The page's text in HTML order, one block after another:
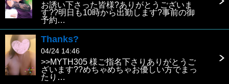
お誘い下さった皆様?ありがとうございま
す??明日も10時から出勤します?事前の御
予約…
Thanks?
04/24 14:46
>>MYTH305 様ご指名下さりありがとうご
ざいます??めちゃめちゃお優しい方でまっ
たり…